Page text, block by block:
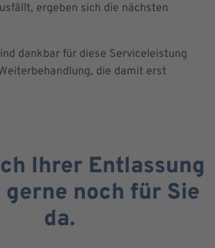
ergeben sich die nächsten
dankbar für diese Serviceleistung
die damit erst
Ihrer Entlassung
noch für Sie
da.